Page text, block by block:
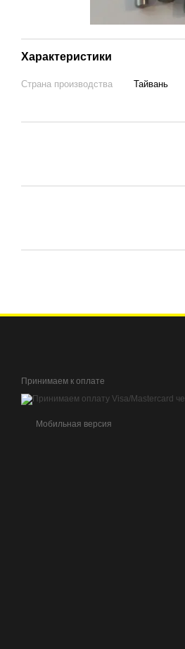
Характеристики
Страна производства Тайвань
Принимаем к оплате
Мобильная версия